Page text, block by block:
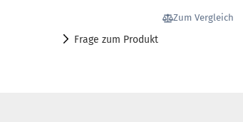
Zum Vergleich
Frage zum Produkt